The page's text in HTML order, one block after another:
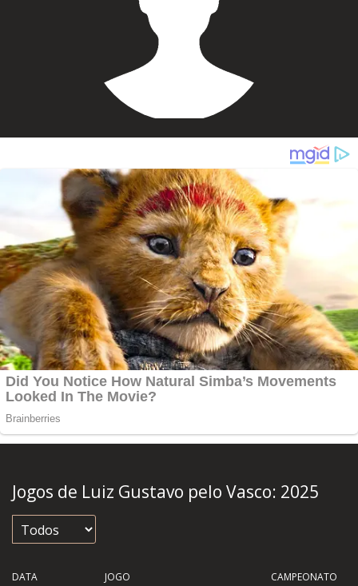
Jogos de Luiz Gustavo pelo Vasco: 2025
DATA JOGO CAMPEONATO